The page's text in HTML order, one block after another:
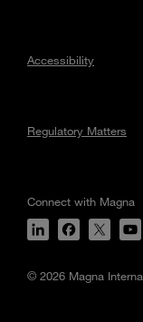
Accessibility
Regulatory Matters
Connect with Magna
© 2026 Magna